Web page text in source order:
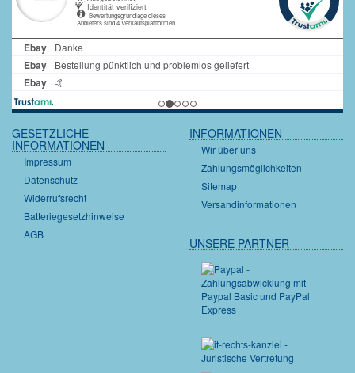
GESETZLICHE
INFORMATIONEN
Impressum
Datenschutz
Widerrufsrecht
Batteriegesetzhinweise
AGB
INFORMATIONEN
Wir über uns
Zahlungsmöglichkeiten
Sitemap
Versandinformationen
UNSERE PARTNER